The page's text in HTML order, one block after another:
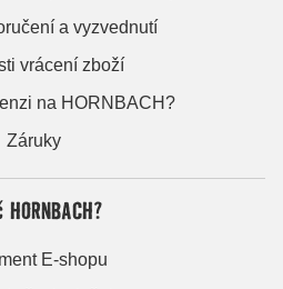
a vyzvednutí
vrácení zboží
na HORNBACH?
Záruky
E-shopu